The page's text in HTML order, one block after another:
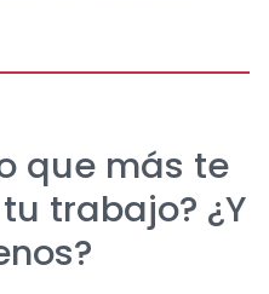
que más te
trabajo? ¿Y